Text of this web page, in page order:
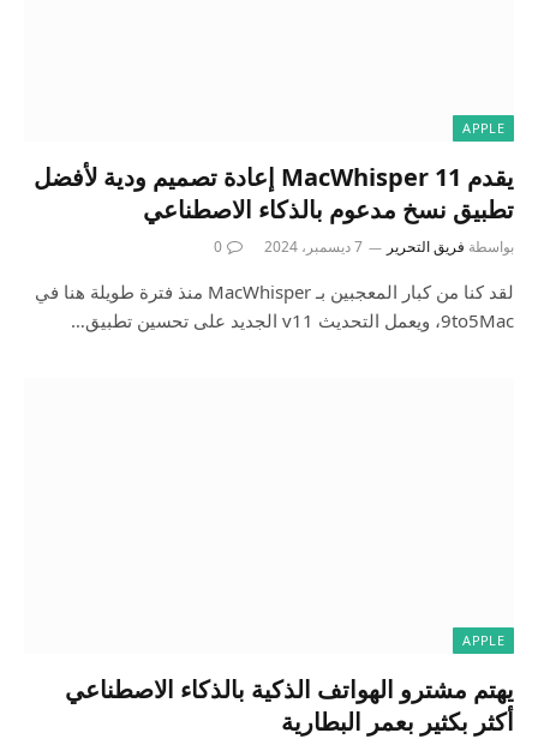
APPLE
يقدم MacWhisper 11 إعادة تصميم ودية لأفضل
تطبيق نسخ مدعوم بالذكاء الاصطناعي
بواسطة فريق التحرير 7 ديسمبر، 2024 0
لقد كنا من كبار المعجبين بـ MacWhisper منذ فترة طويلة هنا في
9to5Mac، ويعمل التحديث v11 الجديد على تحسين تطبيق…
APPLE
يهتم مشترو الهواتف الذكية بالذكاء الاصطناعي
أكثر بكثير بعمر البطارية